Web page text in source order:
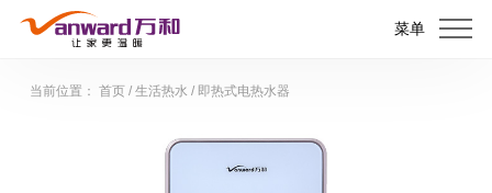
菜单
当前位置： 首页/ 生活热水 / 即热式电热水器